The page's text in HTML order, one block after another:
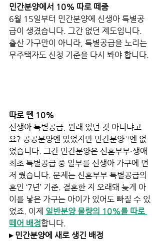
민간분양에서 10% 따로 떼줌
6월 15일부터 민간분양에 신생아 특별공
급이 생겼습니다. 그간 없던 제도입니다.
출산 가구만이 아니라, 특별공급을 노리는
무주택자도 신청 기준을 다시 봐야 합니다.
따로 뗀 10%
신생아 특별공급, 원래 있던 것 아니냐고
요? 공공분양엔 있었지만 민간분양¹⁾엔 없
었습니다. 그간 민간분양은 신혼부부·생애
최초 특별공급 중 일부를 신생아 가구에 먼
저 줬습니다. 문제는 신혼부부 특별공급의
혼인 ‘7년’ 기준. 결혼한 지 오래돼 늦게 아
이를 낳은 가구는 아이가 있어도 빠질 수 있
었죠. 이제 일반분양 물량의 10%를 따로
떼어 배정합니다.
▸ 민간분양에 새로 생긴 배정